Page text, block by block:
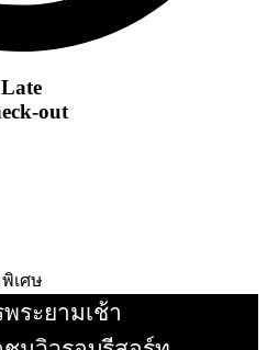
Late
out
เศษ
ระยามเช้า
นเพิ่ม